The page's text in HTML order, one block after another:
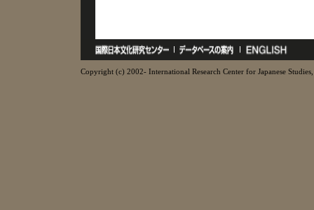
Copyright (c) 2002- International Research Center for Japanese